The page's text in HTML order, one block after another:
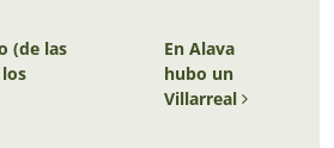
entradas
(de las
En Alava
hubo un
Villarreal